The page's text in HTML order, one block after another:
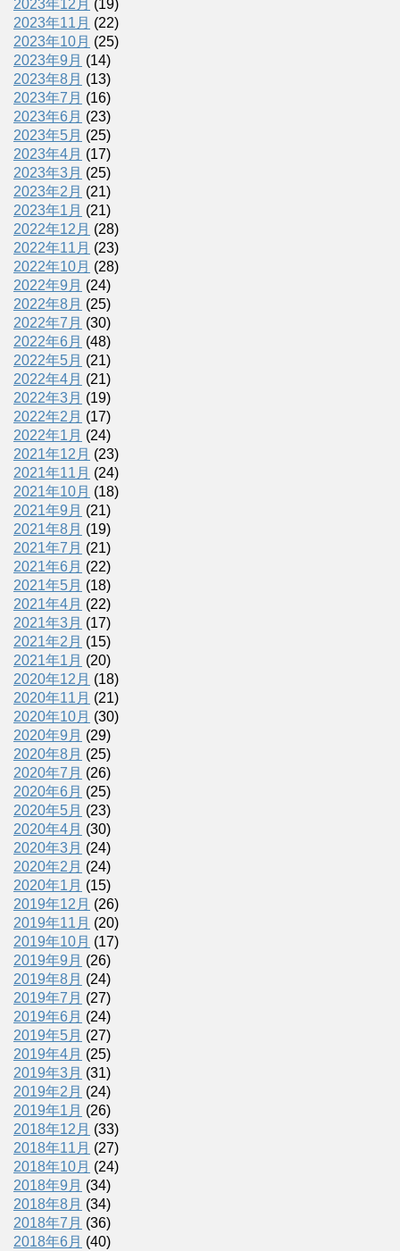
2023年12月 (19)
2023年11月 (22)
2023年10月 (25)
2023年9月 (14)
2023年8月 (13)
2023年7月 (16)
2023年6月 (23)
2023年5月 (25)
2023年4月 (17)
2023年3月 (25)
2023年2月 (21)
2023年1月 (21)
2022年12月 (28)
2022年11月 (23)
2022年10月 (28)
2022年9月 (24)
2022年8月 (25)
2022年7月 (30)
2022年6月 (48)
2022年5月 (21)
2022年4月 (21)
2022年3月 (19)
2022年2月 (17)
2022年1月 (24)
2021年12月 (23)
2021年11月 (24)
2021年10月 (18)
2021年9月 (21)
2021年8月 (19)
2021年7月 (21)
2021年6月 (22)
2021年5月 (18)
2021年4月 (22)
2021年3月 (17)
2021年2月 (15)
2021年1月 (20)
2020年12月 (18)
2020年11月 (21)
2020年10月 (30)
2020年9月 (29)
2020年8月 (25)
2020年7月 (26)
2020年6月 (25)
2020年5月 (23)
2020年4月 (30)
2020年3月 (24)
2020年2月 (24)
2020年1月 (15)
2019年12月 (26)
2019年11月 (20)
2019年10月 (17)
2019年9月 (26)
2019年8月 (24)
2019年7月 (27)
2019年6月 (24)
2019年5月 (27)
2019年4月 (25)
2019年3月 (31)
2019年2月 (24)
2019年1月 (26)
2018年12月 (33)
2018年11月 (27)
2018年10月 (24)
2018年9月 (34)
2018年8月 (34)
2018年7月 (36)
2018年6月 (40)